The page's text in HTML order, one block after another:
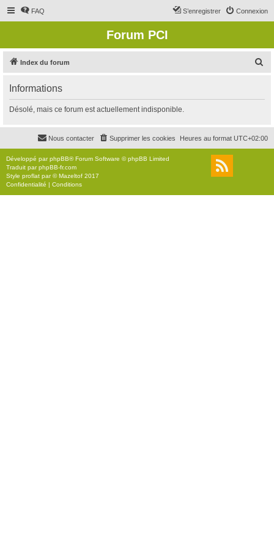
FAQ Connexion
S’enregistrer
Forum PCI
Index du forum
r
c
r
Informations
Désolé, mais ce forum est actuellement indisponible.
Heures au format UTC+02:00
Supprimer les cookies
Nous contacter
Développé parphpBB® Forum Software © phpBB Limited
Traduit parphpBB-fr.com
Style proflat par ©Mazeltof 2017
Confidentialité | Conditions